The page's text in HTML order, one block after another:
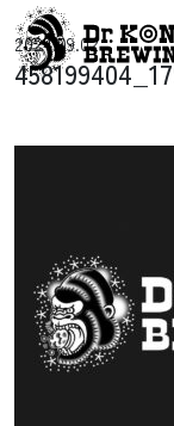
コンテンツへスキップ
メインナビ
2024.09.02